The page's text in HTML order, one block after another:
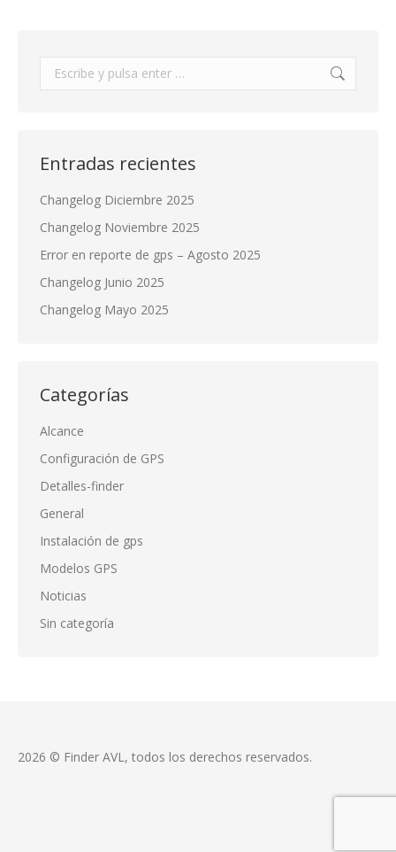
Buscar:
Entradas recientes
Changelog Diciembre 2025
Changelog Noviembre 2025
Error en reporte de gps – Agosto 2025
Changelog Junio 2025
Changelog Mayo 2025
Categorías
Alcance
Configuración de GPS
Detalles-finder
General
Instalación de gps
Modelos GPS
Noticias
Sin categoría
2026 © Finder AVL, todos los derechos reservados.